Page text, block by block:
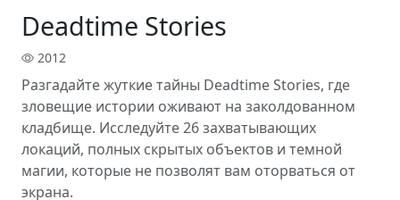
Deadtime Stories
2012
Разгадайте жуткие тайны Deadtime Stories, где
зловещие истории оживают на заколдованном
кладбище. Исследуйте 26 захватывающих
локаций, полных скрытых объектов и темной
магии, которые не позволят вам оторваться от
экрана.